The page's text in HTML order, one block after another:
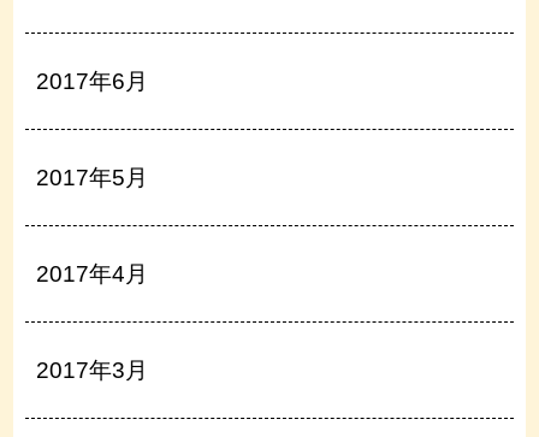
2017年6月
2017年5月
2017年4月
2017年3月